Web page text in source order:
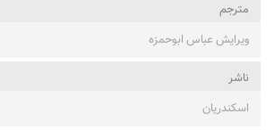
مترجم
ویرایش عباس ابوحمزه
ناشر
اسکندریان